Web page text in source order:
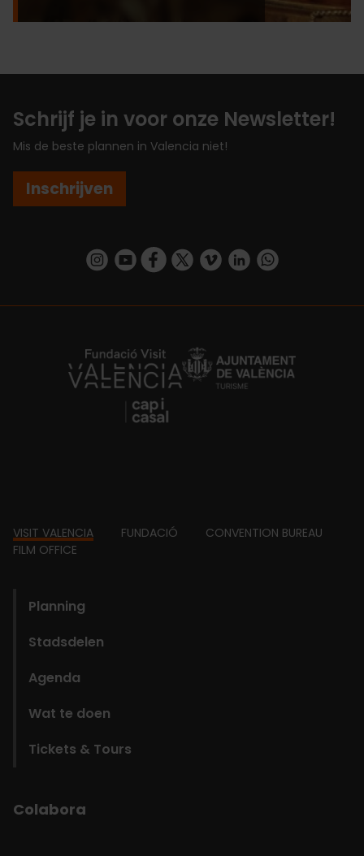
Schrijf je in voor onze Newsletter!
Mis de beste plannen in Valencia niet!
Inschrijven
https://www.instagram.com/visit_valencia/
https://www.youtube.com/user/
https://www.facebook.com/
https://twitter.com/
https://vimeo.com/
https://www.linkedin.com/company/turismo-valencia/https://api.whatsapp.com/send/
https://fundacion.visitvalencia.com/
Footer
VISIT VALENCIA FUNDACIÓ
CONVENTION BUREAU
FILM OFFICE
Planning
Stadsdelen
Agenda
Wat te doen
Tickets & Tours
Colabora